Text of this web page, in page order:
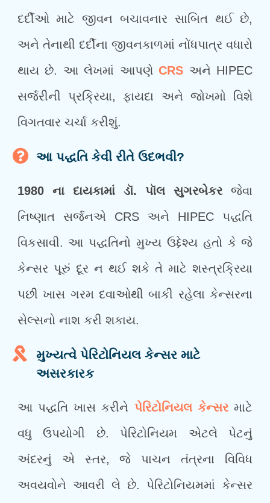
દર્દીઓ માટે જીવન બચાવનાર સાબિત થઈ છે,
અને તેનાથી દર્દીના જીવનકાળમાં નોંધપાત્ર વધારો
થાય છે. આ લેખમાં આપણેCRS અને HIPEC
સર્જરીની પ્રક્રિયા, ફાયદા અને જોખમો વિશે
વિગતવાર ચર્ચા કરીશું.
આ પદ્ધતિ કેવી રીતે ઉદભવી?
1980 ના દાયકામાં ડૉ. પૉલ સુગરબેકરજેવા
નિષ્ણાત સર્જનએ CRS અને HIPEC પદ્ધતિ
વિકસાવી. આ પદ્ધતિનો મુખ્ય ઉદ્દેશ્ય હતો કે જે
કેન્સર પૂરું દૂર ન થઈ શકે તે માટે શસ્ત્રક્રિયા
પછી ખાસ ગરમ દવાઓથી બાકી રહેલા કેન્સરના
સેલ્સનો નાશ કરી શકાય.
મુખ્યત્વે પેરિટોનિયલ કેન્સર માટે
અસરકારક
આ પદ્ધતિ ખાસ કરીને પેરિટોનિયલ કેન્સરમાટે
વધુ ઉપયોગી છે. પેરિટોનિયમ એટલે પેટનું
અંદરનું એ સ્તર, જે પાચન તંત્રના વિવિધ
અવયવોને આવરી લે છે. પેરિટોનિયમમાં કેન્સર